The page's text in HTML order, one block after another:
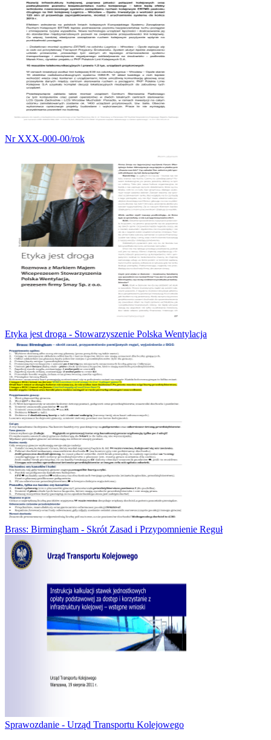
Nr XXX-000-00/rok
Etyka jest droga - Stowarzyszenie Polska Wentylacja
Brass: Birmingham - Skrót Zasad i Przypomnienie Reguł
Sprawozdanie - Urząd Transportu Kolejowego